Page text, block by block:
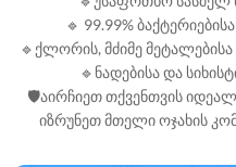
🔹 99.99%
🔹 ქლორის, მძიმე მეტალებისა
🔹 ნადებისა და
🛡აირჩიეთ თქვენთვის
იზრუნეთ მთელი ოჯახის